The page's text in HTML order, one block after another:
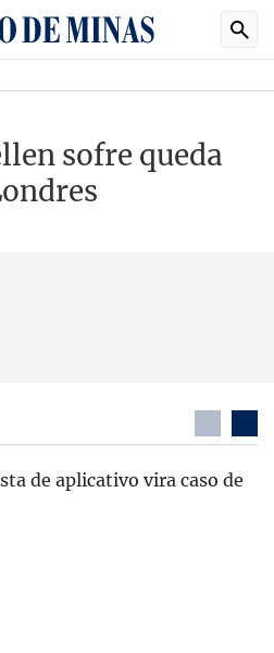
sofre queda
de aplicativo vira caso de